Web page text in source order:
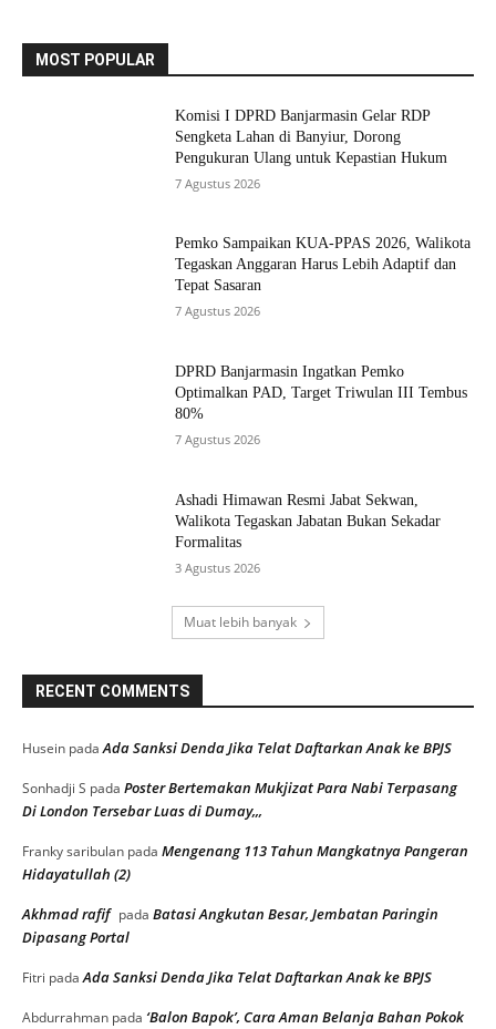
MOST POPULAR
Komisi I DPRD Banjarmasin Gelar RDP
Sengketa Lahan di Banyiur, Dorong
Pengukuran Ulang untuk Kepastian Hukum
7 Agustus 2026
Pemko Sampaikan KUA-PPAS 2026, Walikota
Tegaskan Anggaran Harus Lebih Adaptif dan
Tepat Sasaran
7 Agustus 2026
DPRD Banjarmasin Ingatkan Pemko
Optimalkan PAD, Target Triwulan III Tembus
80%
7 Agustus 2026
Ashadi Himawan Resmi Jabat Sekwan,
Walikota Tegaskan Jabatan Bukan Sekadar
Formalitas
3 Agustus 2026
Muat lebih banyak
RECENT COMMENTS
Husein padaAda Sanksi Denda Jika Telat Daftarkan Anak ke BPJS
Sonhadji S pada Poster Bertemakan Mukjizat Para Nabi Terpasang
Di London Tersebar Luas di Dumay,,,
Franky saribulan pada Mengenang 113 Tahun Mangkatnya Pangeran
Hidayatullah (2)
Akhmad rafif pada Batasi Angkutan Besar, Jembatan Paringin
Dipasang Portal
Fitri padaAda Sanksi Denda Jika Telat Daftarkan Anak ke BPJS
Abdurrahman pada ‘Balon Bapok’, Cara Aman Belanja Bahan Pokok